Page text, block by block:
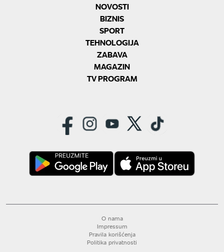
NOVOSTI
BIZNIS
SPORT
TEHNOLOGIJA
ZABAVA
MAGAZIN
TV PROGRAM
O nama
Impressum
Pravila korišćenja
Politika privatnosti